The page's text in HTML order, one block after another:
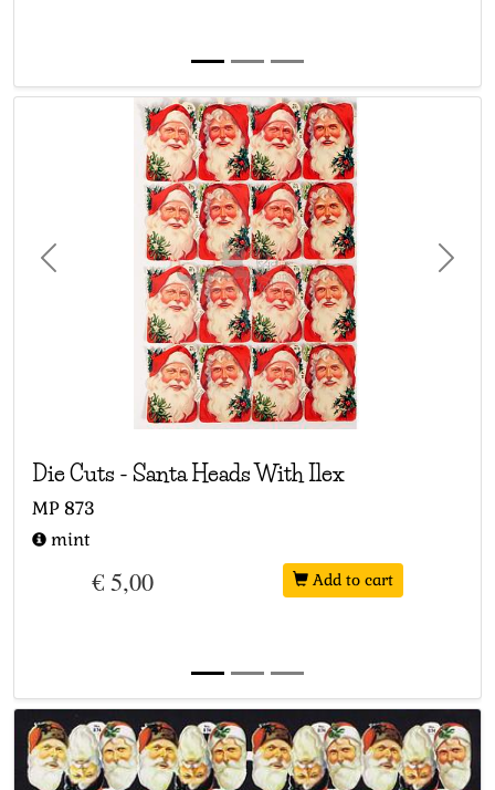
Die Cuts - Santa Heads With Ilex
MP873
mint
€ 5,00 Add to cart
Previous Next